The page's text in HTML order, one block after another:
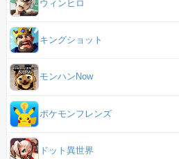
ウィンヒロ
キングショット
モンハンNow
ポケモンフレンズ
ドット異世界